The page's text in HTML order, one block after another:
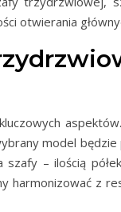
otwierania
model będzie
– ilością
harmonizować z